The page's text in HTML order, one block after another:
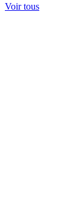
Voir tous